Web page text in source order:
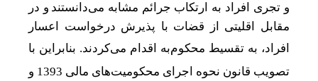
و تجری افراد به ارتکاب جرائم مشابه میدانستند و در
مقابل اقلیتی از قضات با پذیرش درخواست اعسار
افراد، به تقسیط محکومبه اقدام می‌کردند. بنابراین با
تصویب قانون نحوه اجرای محکومیتهای مالی 139 3
و